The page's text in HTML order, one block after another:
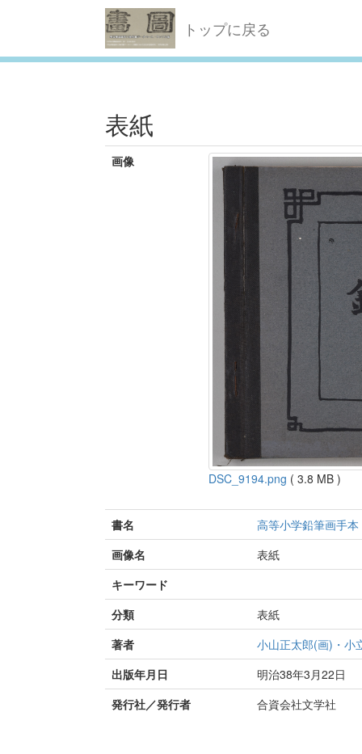
トップに戻る
表紙
画像
DSC_9194.png ( 3.8 MB )
書名
高等小学鉛筆画手本
画像名
表紙
キーワード
分類
表紙
著者
小山正太郎(画)・小
出版年月日
明治38年3月22日
発行社／発行者
合資会社文学社